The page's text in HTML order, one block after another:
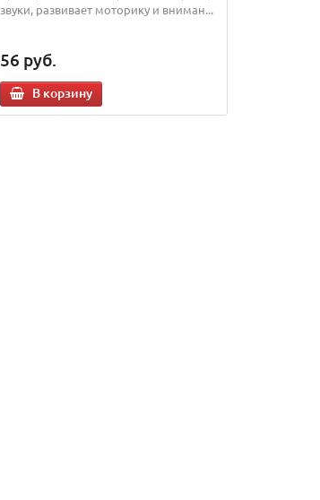
звуки, развивает моторику и вниман...
56 руб.
В корзину